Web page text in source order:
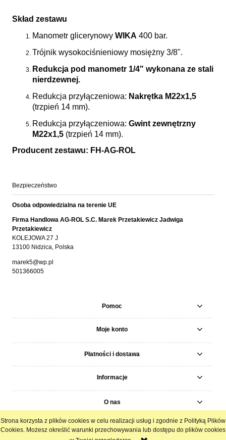
Strona korzysta z plików cookies w celu realizacji usług i zgodnie z Polityką Plików
Cookies. Możesz określić warunki przechowywania lub dostępu do plików cookies
Skład zestawu
Manometr glicerynowy WIKA 400 bar.
Trójnik wysokociśnieniowy mosiężny 3/8".
Redukcja pod manometr 1/4" wykonana ze stali
nierdzewnej.
Redukcja przyłączeniowa: Nakrętka M22x1,5
(trzpień 14 mm).
Redukcja przyłączeniowa: Gwint zewnętrzny
M22x1,5 (trzpień 14 mm).
Producent zestawu: FH-AG-ROL
Bezpieczeństwo
Osoba odpowiedzialna na terenie UE
Firma Handlowa AG-ROL S.C. Marek Przetakiewicz Jadwiga
Przetakiewicz
KOLEJOWA 27 J
13100 Nidzica, Polska
marek5@wp.pl
501366005
Pomoc
Moje konto
Płatności i dostawa
Informacje
O nas
pokaż pełną wersję strony